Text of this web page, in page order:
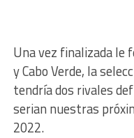
Una vez finalizada le
y Cabo Verde, la
tendría dos rivales
serian nuestras
2022.